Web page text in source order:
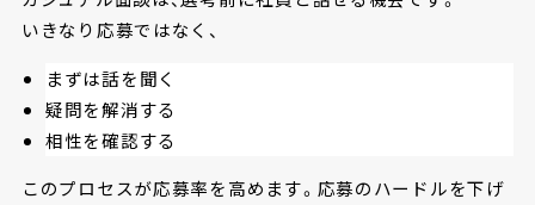
いきなり応募ではなく、
まずは話を聞く
疑問を解消する
相性を確認する
このプロセスが応募率を高めます。応募のハードルを下げ